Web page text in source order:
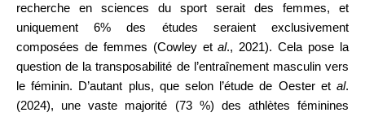
recherche en sciences du sport serait des femmes, et
uniquement 6% des études seraient exclusivement
composées de femmes (Cowley etal., 2021). Cela pose la
question de la transposabilité de l’entraînement masculin vers
le féminin. D’autant plus, que selon l’étude de Oester et al.
(2024), une vaste majorité (73 %) des athlètes féminines